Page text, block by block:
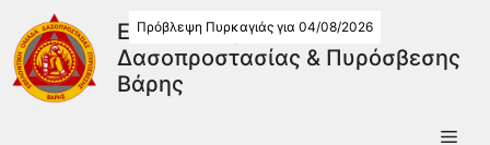
Εθελοντική Ομάδα
Δασοπροστασίας & Πυρόσβεσης
Βάρης
Πρόβλεψη Πυρκαγιάς για 04/08/2026